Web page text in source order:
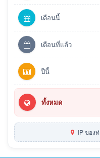
เดือนนี้
เดือนที่แล้ว
ปีนี้
ทั้งหมด
IP ของ